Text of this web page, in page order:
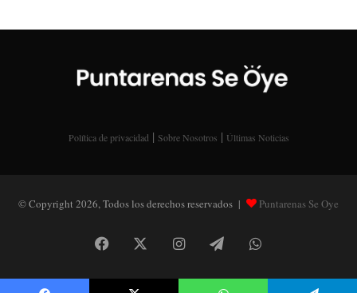
Política de privacidad | Sobre Nosotros | Últimas Noticias
© Copyright 2026, Todos los derechos reservados | Puntarenas Se Oye
Facebook InstagramTelegramWhatsApp